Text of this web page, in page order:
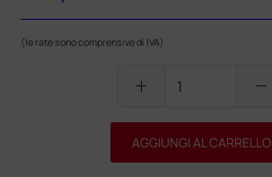
(le rate sono comprensive di IVA)
add remove
AGGIUNGI AL CARRELLO